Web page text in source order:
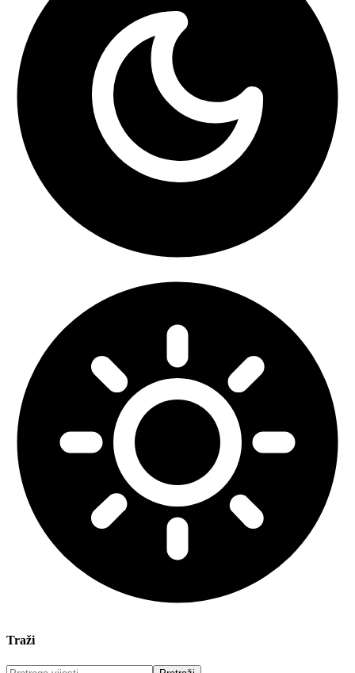
Traži